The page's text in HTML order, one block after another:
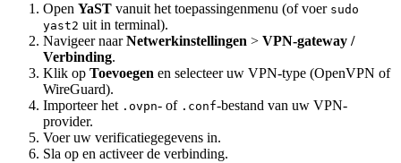
Open YaST vanuit het toepassingenmenu (of voer sudo
yast2 uit in terminal).
Navigeer naarNetwerkinstellingen > VPN-gateway /
Verbinding.
Klik op Toevoegen en selecteer uw VPN-type (OpenVPN of
WireGuard).
Importeer het .ovpn- of .conf-bestand van uw VPN-
provider.
Voer uw verificatiegegevens in.
Sla op en activeer de verbinding.